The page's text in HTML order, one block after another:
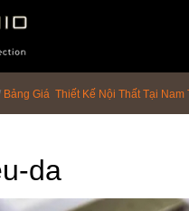
Bảng Giá Thiết Kế Nội Thất Tại
da